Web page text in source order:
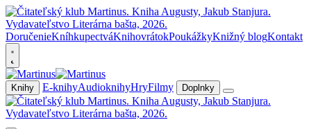
DoručenieKníhkupectváKnihovrátokPoukážkyKnižný blogKontakt
Knihy E-knihyAudioknihyHryFilmy Doplnky